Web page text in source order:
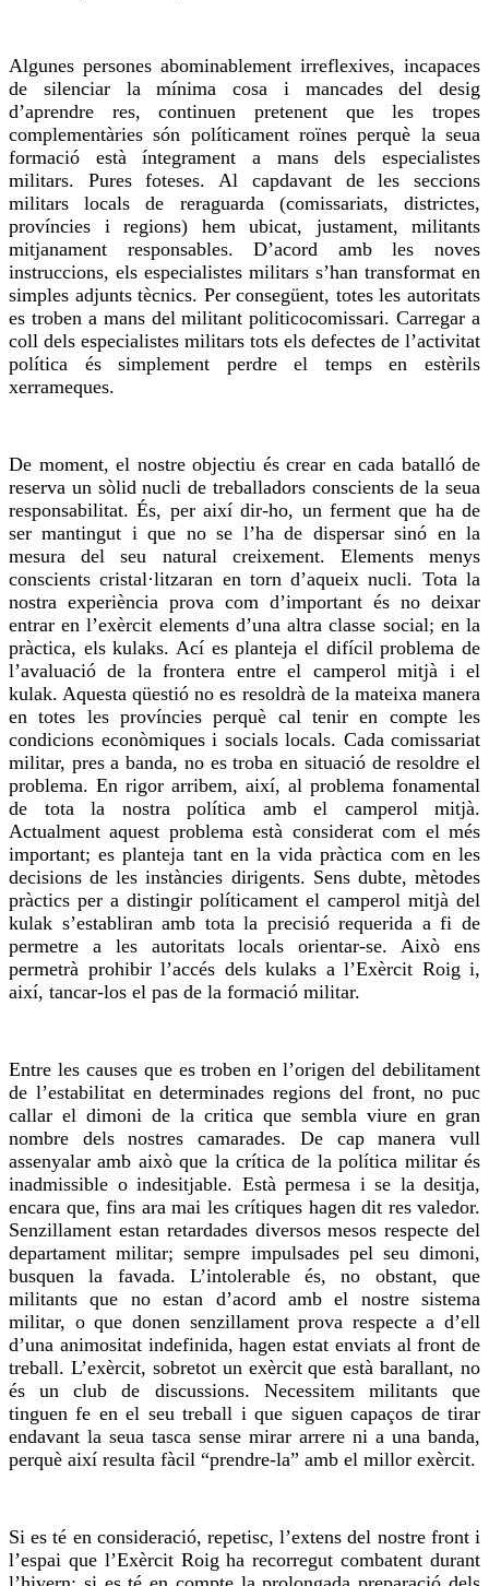
Algunes persones abominablement irreflexives, incapaces
de silenciar la mínima cosa i mancades del desig
d’aprendre res, continuen pretenent que les tropes
complementàries són políticament roïnes perquè la seua
formació està íntegrament a mans dels especialistes
militars. Pures foteses. Al capdavant de les seccions
militars locals de reraguarda (comissariats, districtes,
províncies i regions) hem ubicat, justament, militants
mitjanament responsables. D’acord amb les noves
instruccions, els especialistes militars s’han transformat en
simples adjunts tècnics. Per consegüent, totes les autoritats
es troben a mans del militant politicocomissari. Carregar a
coll dels especialistes militars tots els defectes de l’activitat
política és simplement perdre el temps en estèrils
xerrameques.
De moment, el nostre objectiu és crear en cada batalló de
reserva un sòlid nucli de treballadors conscients de la seua
responsabilitat. És, per així dir-ho, un ferment que ha de
ser mantingut i que nose l’ha de dispersar sinó en la
mesura del seu natural creixement. Elements menys
conscients cristal·litzaran en torn d’aqueix nucli. Tota la
nostra experiència prova com d’important és no deixar
entrar en l’exèrcit elements d’una altra classe social; en la
pràctica, els kulaks. Ací es planteja el difícil problema de
l’avaluació de la frontera entre el camperol mitjà i el
kulak. Aquesta qüestió no es resoldrà de la mateixa manera
en totes les provínciesperquè cal tenir en compte les
condicions econòmiques i socials locals. Cada comissariat
militar, pres a banda, no es troba en situació de resoldre el
problema. En rigor arribem, així, al problema fonamental
de tota la nostra política amb el camperol mitjà.
Actualment aquest problema està considerat com el més
important; es planteja tant en la vida pràctica com en les
decisions de les instàncies dirigents. Sens dubte, mètodes
pràctics per a distingir políticament el camperol mitjà del
kulak s’establiran amb tota la precisió requerida a fi de
permetre a les autoritats locals orientar-se. Això ens
permetrà prohibir l’accés dels kulaks a l’Exèrcit Roig i,
així, tancar-los el pas de la formació militar.
Entre les causes que es troben en l’origen del debilitament
de l’estabilitat en determinades regions del front, no puc
callar el dimoni de la critica que sembla viure en gran
nombre dels nostres camarades. De cap manera vull
assenyalar amb això que la crítica de la política militar és
inadmissible o indesitjable. Està permesa i se la desitja,
encara que, fins ara mai les crítiques hagen dit res valedor.
Senzillament estan retardades diversos mesos respecte del
departament militar; sempre impulsades pel seu dimoni,
busquen la favada. L’intolerable és, no obstant, que
militants que no estan d’acord amb el nostre sistema
militar, o que donen senzillamentprova respecte a d’ell
d’una animositat indefinida, hagen estat enviats al front de
treball. L’exèrcit, sobretot un exèrcit que està barallant, no
és un club de discussions. Necessitem militants que
tinguen fe en el seu treball i que siguen capaços de tirar
endavant la seua tasca sense mirar arrere ni a una banda,
perquè així resulta fàcil “prendre-la” amb el millor exèrcit.
Si es té en consideració, repetisc, l’extens del nostre front i
l’espai que l’Exèrcit Roig ha recorregut combatent durant